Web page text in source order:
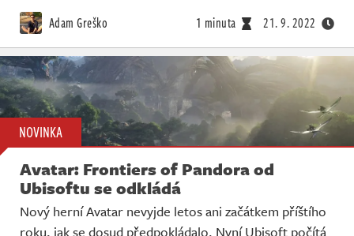
Adam Greško 1 minuta 21. 9. 2022
NOVINKA
Avatar: Frontiers of Pandora od
Ubisoftu se odkládá
Nový herní Avatar nevyjde letos ani začátkem příštího
roku, jak se dosud předpokládalo. Nyní Ubisoft počítá